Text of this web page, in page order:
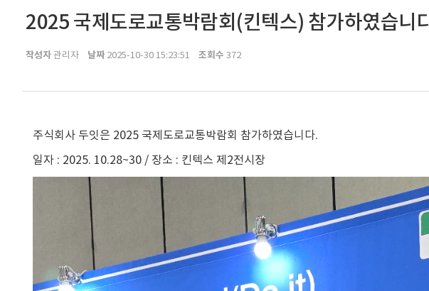
2025 국제도로교통박람회(킨텍스) 참가하였습니
작성자 관리자 날짜 2025-10-30 15:23:51 조회수 372
주식회사 두잇은 2025 국제도로교통박람회 참가하였습니다.
일자 : 2025. 10.28~30 / 장소 : 킨텍스 제2전시장